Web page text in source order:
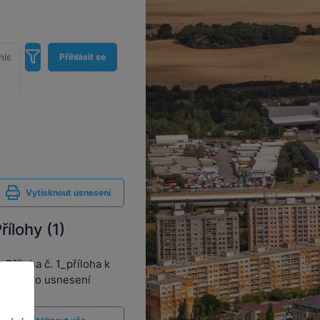
Přihlásit se
Vytisknout usnesení
(1)
Příloha č. 1_příloha k
tomuto usnesení